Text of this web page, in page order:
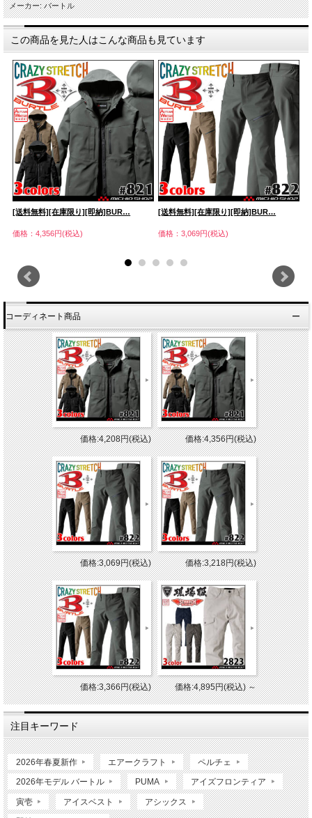
メーカー: バートル
この商品を見た人はこんな商品も見ています
[送料無料][在庫限り][即納]BUR…
価格：4,356円(税込)
[送料無料][在庫限り][即納]BUR…
価格：3,069円(税込)
コーディネート商品
価格:4,208円(税込) 価格:4,356円(税込)
価格:3,069円(税込) 価格:3,218円(税込)
価格:3,366円(税込) 価格:4,895円(税込)～
注目キーワード
2026年春夏新作 エアークラフト ペルチェ
2026年モデル バートル PUMA アイズフロンティア
寅壱 アイスベスト アシックス